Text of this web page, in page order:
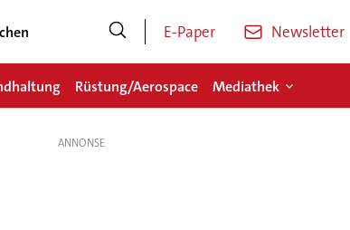
E-Paper Newsletter
Rüstung/Aerospace Mediathek